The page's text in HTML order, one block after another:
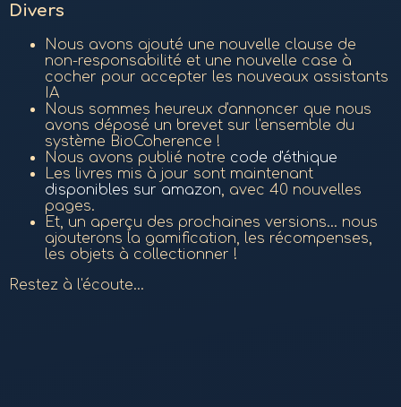
Divers
Nous avons ajouté une nouvelle clause de
non-responsabilité et une nouvelle case à
cocher pour accepter les nouveaux assistants
IA
Nous sommes heureux d'annoncer que nous
avons déposé un brevet sur l'ensemble du
système BioCoherence !
Nous avons publié notre code d'éthique
Les livres mis à jour sont maintenant
disponibles sur amazon , avec 40 nouvelles
pages.
Et, un aperçu des prochaines versions... nous
ajouterons la gamification, les récompenses,
les objets à collectionner !
Restez à l'écoute...